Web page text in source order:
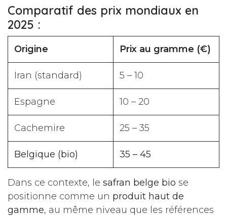
Comparatif des prix mondiaux en
2025 :
Origine Prix au gramme (€)
Iran (standard) 5 – 10
Espagne 10 – 20
Cachemire 25 – 35
Belgique (bio) 35 – 45
Dans ce contexte, le safran belge bio se
positionne comme un produit haut de
gamme, au même niveau que les références